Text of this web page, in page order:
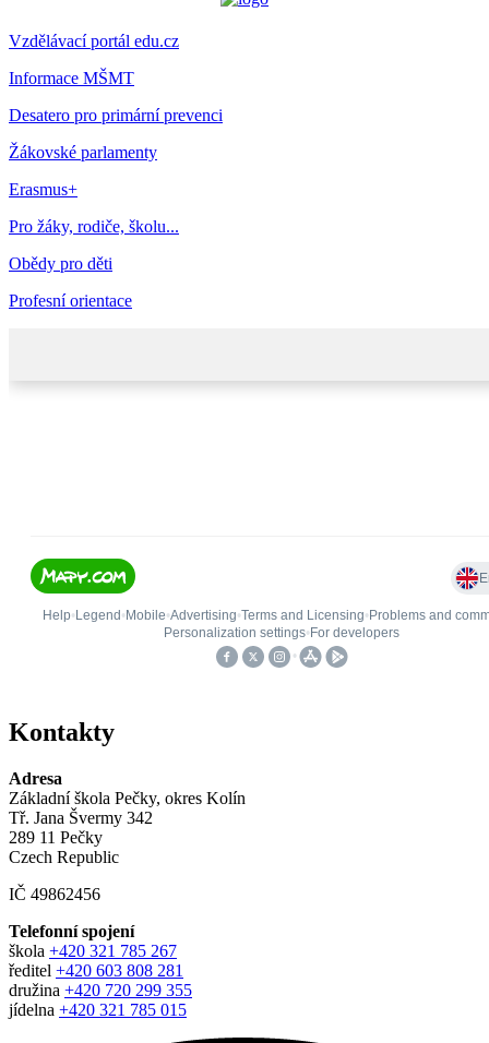
Vzdělávací portál edu.cz
Informace MŠMT
Desatero pro primární prevenci
Žákovské parlamenty
Erasmus+
Pro žáky, rodiče, školu...
Obědy pro děti
Profesní orientace
Kontakty
Adresa
Základní škola Pečky, okres Kolín
Tř. Jana Švermy 342
289 11 Pečky
Czech Republic
IČ 49862456
Telefonní spojení
škola +420 321 785 267
ředitel +420 603 808 281
družina +420 720 299 355
jídelna +420 321 785 015